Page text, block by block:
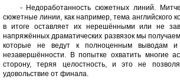
- Недоработанность сюжетных линий.
сюжетные линии, как например, тема английского
в итоге оставляет их нерешёнными или не
напряжённых драматических развязок мы
которые не ведут к полноценным выводам и
незавершённости. В попытке охватить многие
сторону, теряя целостность, и это не
удовольствие от финала.